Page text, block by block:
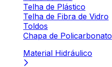
Telha de Plástico
Telha de Fibra de Vidro
Toldos
Chapa de Policarbonato
Material Hidráulico